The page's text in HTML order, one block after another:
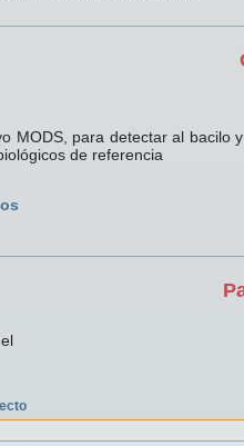
MODS, para detectar al bacilo
de referencia